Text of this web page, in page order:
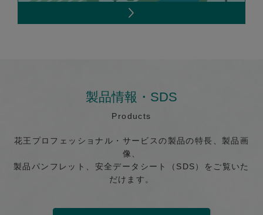
製品情報・SDS
Products
花王プロフェッショナル・サービスの製品の特長、製品画
像、
製品パンフレット、安全データシート（SDS）をご覧いた
だけます。